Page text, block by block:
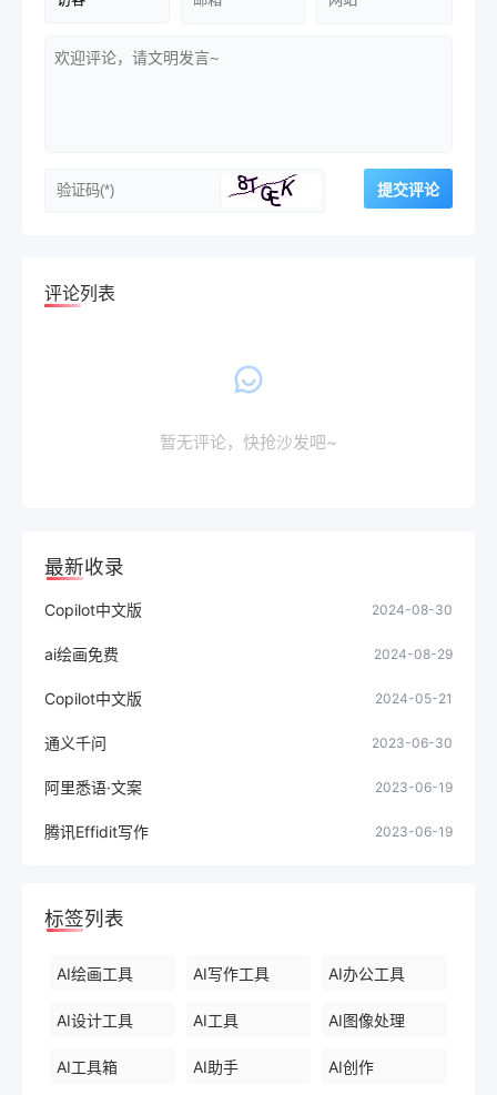
评论列表
暂无评论，快抢沙发吧~
最新收录
Copilot中文版 2024-08-30
ai绘画免费 2024-08-29
Copilot中文版 2024-05-21
通义千问 2023-06-30
阿里悉语·文案 2023-06-19
腾讯Effidit写作 2023-06-19
标签列表
AI绘画工具 AI写作工具 AI办公工具
AI设计工具 AI工具 AI图像处理
AI工具箱 AI助手 AI创作